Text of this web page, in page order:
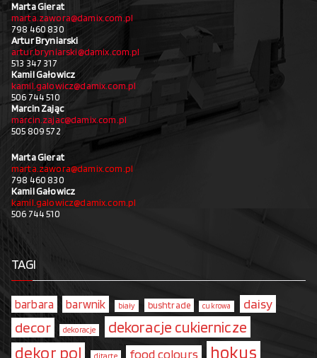
Marta Gierat
marta.zawora@damix.com.pl
798 460 830
Artur Bryniarski
artur.bryniarski@damix.com.pl
513 347 317
Kamil Gałowicz
kamil.galowicz@damix.com.pl
506 744 510
Marcin Zając
marcin.zajac@damix.com.pl
505 809 572
Marta Gierat
marta.zawora@damix.com.pl
798 460 830
Kamil Gałowicz
kamil.galowicz@damix.com.pl
506 744 510
TAGI
barbara barwnik biały bushtrade cukrowa daisy
decor dekoracje dekoracje cukiernicze
dekor pol food colours hokus